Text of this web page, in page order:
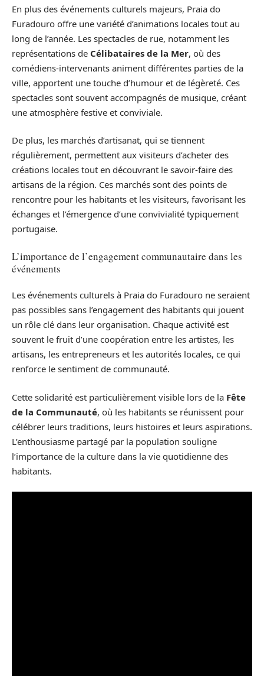
En plus des événements culturels majeurs, Praia do
Furadouro offre une variété d’animations locales tout au
long de l’année. Les spectacles de rue, notamment les
représentations de Célibataires de la Mer, où des
comédiens-intervenants animent différentes parties de la
ville, apportent une touche d’humour et de légèreté. Ces
spectacles sont souvent accompagnés de musique, créant
une atmosphère festive et conviviale.
De plus, les marchés d’artisanat, qui se tiennent
régulièrement, permettent aux visiteurs d’acheter des
créations locales tout en découvrant le savoir-faire des
artisans de la région. Ces marchés sont des points de
rencontre pour les habitants et les visiteurs, favorisant les
échanges et l’émergence d’une convivialité typiquement
portugaise.
L’importance de l’engagement communautaire dans les
événements
Les événements culturels à Praia do Furadouro ne seraient
pas possibles sans l’engagement des habitants qui jouent
un rôle clé dans leur organisation. Chaque activité est
souvent le fruit d’une coopération entre les artistes, les
artisans, les entrepreneurs et les autorités locales, ce qui
renforce le sentiment de communauté.
Cette solidarité est particulièrement visible lors de la Fête
de la Communauté, où les habitants se réunissent pour
célébrer leurs traditions, leurs histoires et leurs aspirations.
L’enthousiasme partagé par la population souligne
l’importance de la culture dans la vie quotidienne des
habitants.